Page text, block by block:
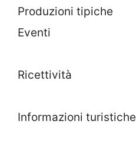
Produzioni tipiche
Eventi
Ricettività
Informazioni turistiche